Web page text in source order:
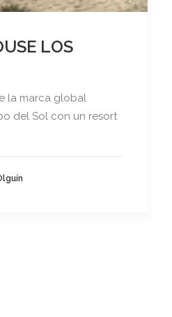
LOS
la marca global
del Sol con un resort